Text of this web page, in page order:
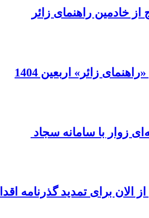
از خادمین راهنمای زائر
زائر» اربعین 1404
زوار با سامانه سجاد
الان برای تمدید گذرنامه